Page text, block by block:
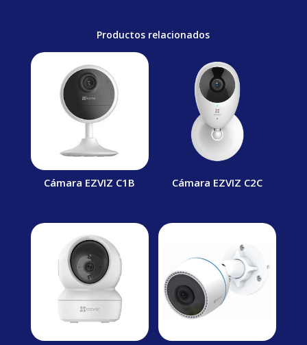
Productos relacionados
Cámara EZVIZ C1B Cámara EZVIZ C2C